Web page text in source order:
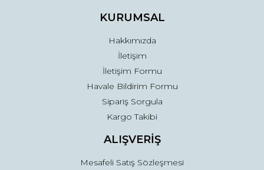
Ürün fiyatı diğer sitelerden daha pahalı.
Gönder
KURUMSAL
Hakkımızda
İletişim
İletişim Formu
Havale Bildirim Formu
Sipariş Sorgula
Kargo Takibi
ALIŞVERİŞ
Mesafeli Satış Sözleşmesi